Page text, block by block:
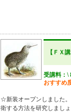
【ＦＸ
受講料：\
おすすめ
☆新装オープンしました
衛する方法を研究しまし